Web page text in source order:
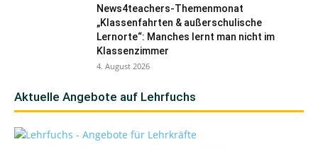
News4teachers-Themenmonat
„Klassenfahrten & außerschulische
Lernorte“: Manches lernt man nicht im
Klassenzimmer
4. August 2026
Aktuelle Angebote auf Lehrfuchs